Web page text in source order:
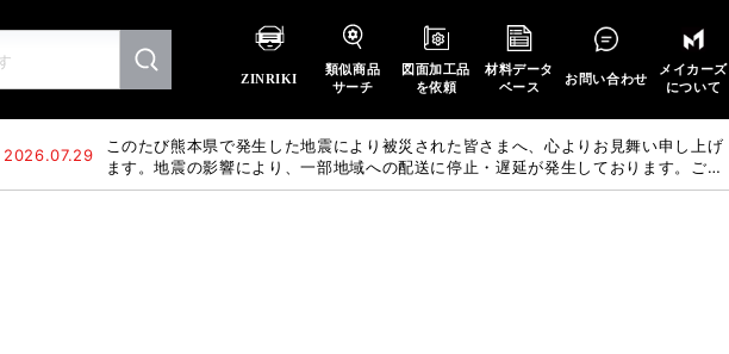
ZINRIKI
類似商品
サーチ
図面加工品
を依頼
材料データ
ベース
お問い合わせ
メイカーズ
について
2026.07.29
このたび熊本県で発生した地震により被災された皆さまへ、心よりお見舞い申し上げ
ます。地震の影響により、一部地域への配送に停止・遅延が発生しております。ご迷
惑をおかけいたしますが、何卒ご理解賜りますようお願い申し上げます。